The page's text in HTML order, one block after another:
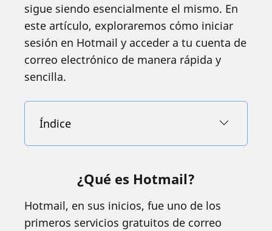
sigue siendo esencialmente el mismo. En
este artículo, exploraremos cómo iniciar
sesión en Hotmail y acceder a tu cuenta de
correo electrónico de manera rápida y
sencilla.
Índice
¿Qué es Hotmail?
Hotmail, en sus inicios, fue uno de los
primeros servicios gratuitos de correo